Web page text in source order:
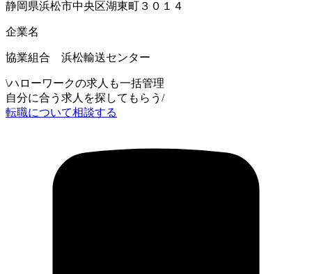
静岡県浜松市中央区湖東町３０１４
企業名
協業組合 浜松輸送センター
\ハローワークの求人も一括管理
自分に合う求人を探してもらう /
転職について相談する